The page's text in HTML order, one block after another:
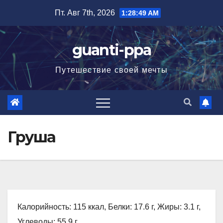
содержимому
Пт. Авг 7th, 2026 1:28:50 AM
guanti-ppa
Путешествие своей мечты
Груша
Калорийность: 115 ккал, Белки: 17.6 г, Жиры: 3.1 г,